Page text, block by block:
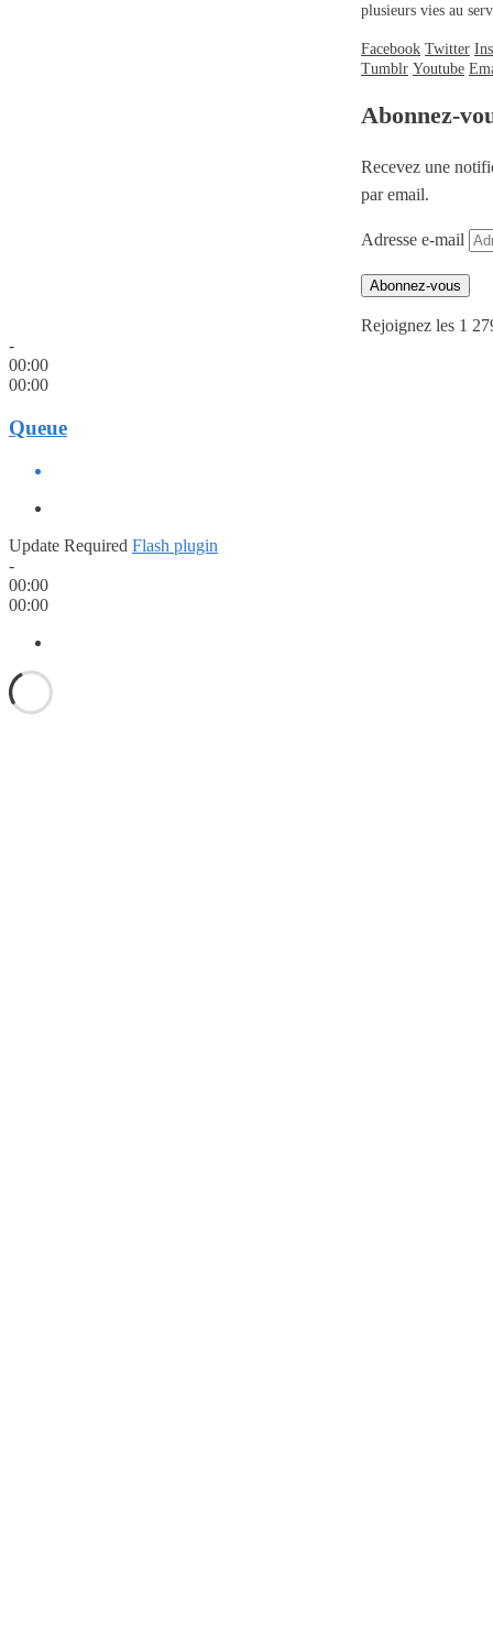
plusieurs vies au
Facebook Twitter
Tumblr Youtube
Abonnez-
Recevez une
par email.
Adresse e-mail
Abonnez-vous
Rejoignez les 1
-
00:00
00:00
Queue
Update Required Flash plugin
-
00:00
00:00